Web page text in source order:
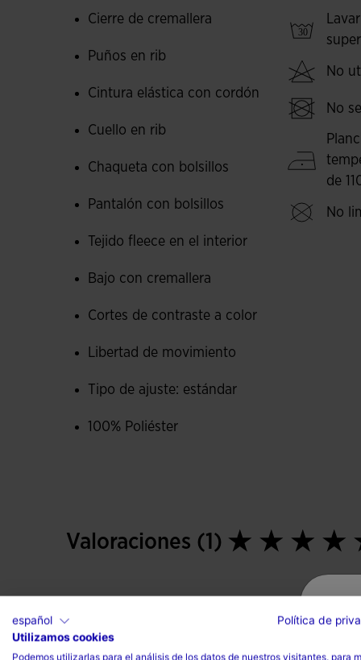
en los laterales. De esta manera, el futbolista
objetos personales, como el móvil o las
cremalleras en el bajo para que vestirse y
único corte de contraste a color en los
El chándal se ha confeccionado con tejido
Ambas prendas cuentan con tejido fleece
temperatura corporal del futbolista. Todo ello
Logotipo Joma bordado en ambas prendas.
Cierre de cremallera
Puños en rib
Cintura elástica con cordón
Cuello en rib
Chaqueta con bolsillos
Pantalón con bolsillos
Tejido fleece en el interior
Bajo con cremallera
Cortes de contraste a color
Libertad de movimiento
Tipo de ajuste: estándar
100% Poliéster
No
No
de
No
Valoraciones (1)
español
Política de
Utilizamos cookies
Podemos utilizarlas para el análisis de los datos de nuestros visitantes, para